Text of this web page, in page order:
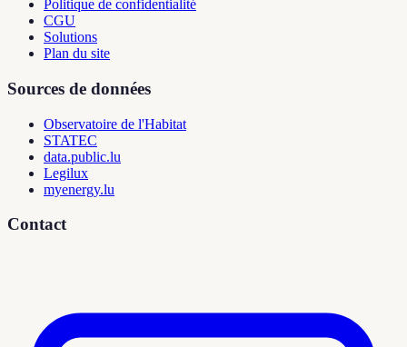
Politique de confidentialité
CGU
Solutions
Plan du site
Sources de données
Observatoire de l'Habitat
STATEC
data.public.lu
Legilux
myenergy.lu
Contact